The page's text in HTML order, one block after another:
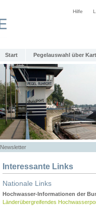
Hilfe
Start Pegelauswahl über
Newsletter
Interessante Links
Nationale Links
Hochwasser-Informationen der
Länderübergreifendes